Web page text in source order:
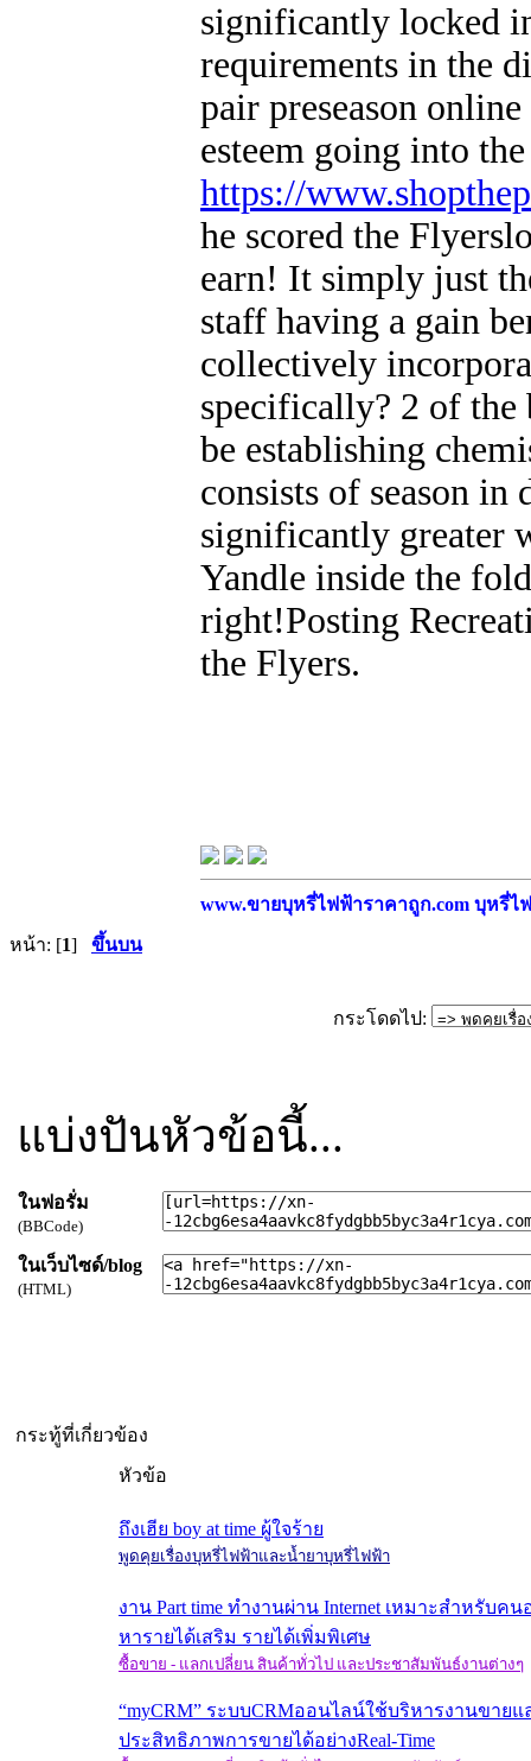
significantly locked
requirements in the
pair preseason
esteem going into
https://
he scored the
earn! It simply just
staff having a gain
collectively
specifically? 2 of the
be establishing
consists of season
significantly greater
Yandle inside the
right!Posting
the Flyers.
www.ขายบุหรี่ไฟฟ้าราคาถูก.com บุหรี่ไ
หน้า: [1] ขึ้นบน
กระโดดไป:
แบ่งปันหัวข้อนี้...
ในฟอรั่ม
(BBCode)
ในเว็บไซด์/blog
(HTML)
กระทู้ที่เกี่ยวข้อง
หัวข้อ
ถึงเฮีย boy at time ผู้ใจร้าย
พูดคุยเรื่องบุหรี่ไฟฟ้าและน้ำยาบุหรี่ไฟฟ้า
งาน Part time ทำงานผ่าน Internet เหมาะสำหรับคน
หารายได้เสริม รายได้เพิ่มพิเศษ
ซื้อขาย - แลกเปลี่ยน สินค้าทั่วไป และประชาสัมพันธ์งานต่างๆ
“myCRM” ระบบCRMออนไลน์ใช้บริหารงานขายแ
ประสิทธิภาพการขายได้อย่างReal-Time